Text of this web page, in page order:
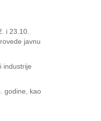
i 23.10.
javnu
industrije
godine, kao